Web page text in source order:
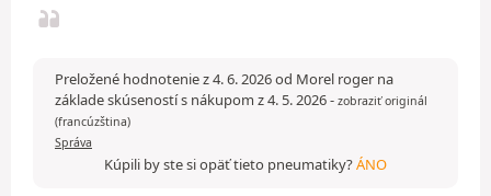
Preložené hodnotenie z 4. 6. 2026 od Morel roger na
základe skúseností s nákupom z 4. 5. 2026- zobraziť originál
(francúzština)
Správa
Kúpili by ste si opäť tieto pneumatiky?ÁNO